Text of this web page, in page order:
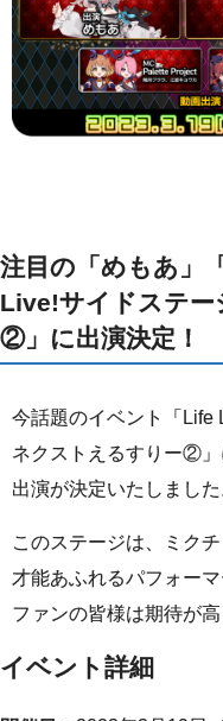
注目の「めもあ」
Live!サイドステー
②」に出演決定！
今話題のイベント「Life
ネクストえるすりー②
出演が決定いたしました
このステージは、ミク
才能あふれるパフォー
ファンの皆様は期待が
イベント詳細